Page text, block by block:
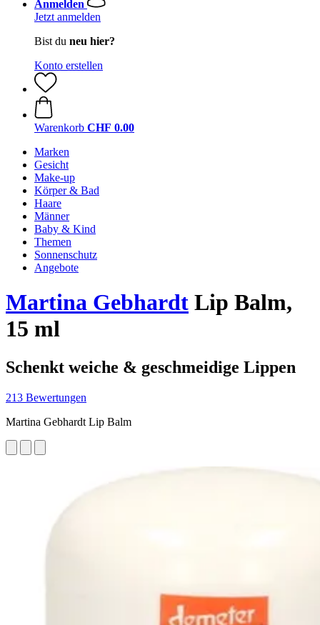
Anmelden
Jetzt anmelden
Bist du neu hier?
Konto erstellen
Warenkorb CHF 0.00
Marken
Gesicht
Make-up
Körper & Bad
Haare
Männer
Baby & Kind
Themen
Sonnenschutz
Angebote
Martina Gebhardt Lip Balm,
15 ml
Schenkt weiche & geschmeidige Lippen
213 Bewertungen
Martina Gebhardt Lip Balm